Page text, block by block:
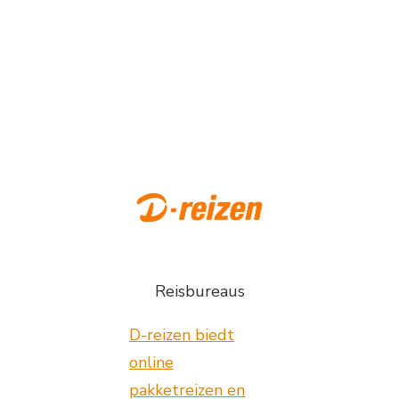
Reisbureaus
D-reizen biedt
online
pakketreizen en